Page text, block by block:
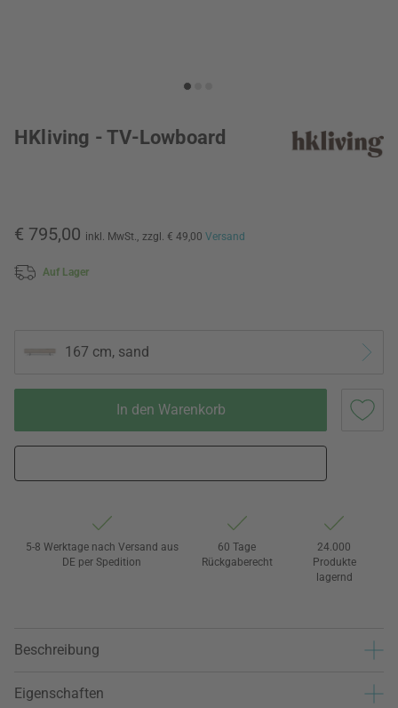
HKliving - TV-Lowboard
€ 795,00 inkl. MwSt., zzgl. € 49,00 Versand
Auf Lager
167 cm, sand
In den Warenkorb
5-8 Werktage nach Versand aus
DE per Spedition
60 Tage
Rückgaberecht
24.000
Produkte
lagernd
Beschreibung
Eigenschaften